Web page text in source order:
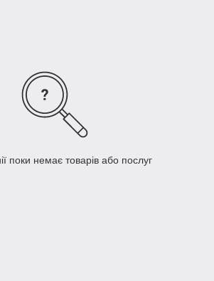
поки немає товарів або послуг